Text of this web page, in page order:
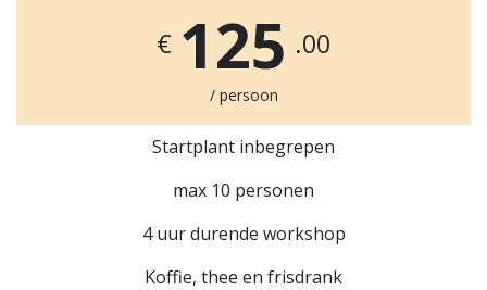
€ 125 .00
/ persoon
Startplant inbegrepen
max 10 personen
4 uur durende workshop
Koffie, thee en frisdrank